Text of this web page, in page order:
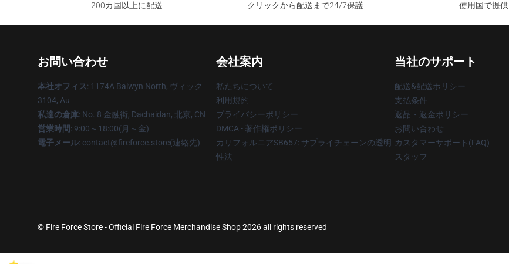
200カ国以上に配送
クリックから配送まで24/7保護
使用国で提供
お問い合わせ
本社オフィス: 1174A Balwyn North, ヴィック
3104, Au
私達の倉庫: No. 8 金融街, Dachaidan, 北京, CN
営業時間: 9:00～18:00(月～金)
電子メール: contact@fireforce.store(連絡先)
会社案内
私たちについて
利用規約
プライバシーポリシー
DMCA - 著作権ポリシー
カリフォルニアSB657: サプライチェーンの透明
性法
当社のサポート
配送&配送ポリシー
支払条件
返品・返金ポリシー
お問い合わせ
カスタマーサポート(FAQ)
スタッフ
© Fire Force Store - Official Fire Force Merchandise Shop 2026 all rights reserved